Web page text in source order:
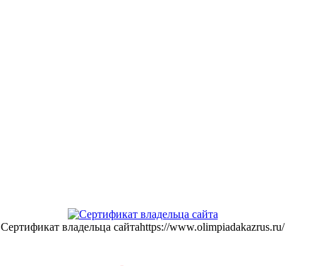
Сертификат владельца сайтаhttps://www.olimpiadakazrus.ru/